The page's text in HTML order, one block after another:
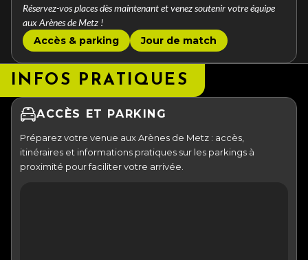
Réservez-vos places dès maintenant et venez soutenir votre équipe
aux Arènes de Metz !
Accès & parking Jour de match
INFOS PRATIQUES
ACCÈS ET PARKING
Préparez votre venue aux Arènes de Metz : accès,
itinéraires et informations pratiques sur les parkings à
proximité pour faciliter votre arrivée.